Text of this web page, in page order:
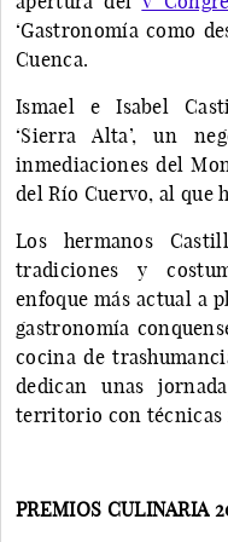
‘Gastronomía como
Cuenca.
Ismael e Isabel
‘Sierra Alta’, un
inmediaciones del
del Río Cuervo, al que
Los hermanos
tradiciones y
enfoque más actual a
gastronomía
cocina de
dedican unas
territorio con técnicas
PREMIOS CULINARIA